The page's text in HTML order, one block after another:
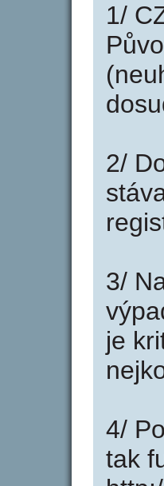
1/
2/
3/
je
4/
tak